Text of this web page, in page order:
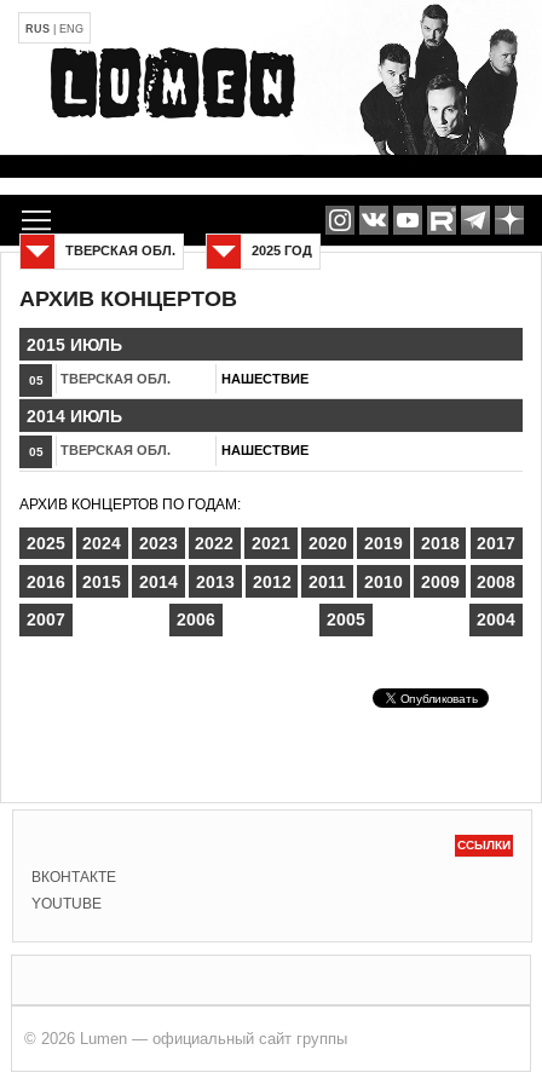
RUS ENG
АРХИВ КОНЦЕРТОВ
2025 ГОД
ТВЕРСКАЯ ОБЛ.
2015 ИЮЛЬ
05 ТВЕРСКАЯ ОБЛ. НАШЕСТВИЕ
2014 ИЮЛЬ
05 ТВЕРСКАЯ ОБЛ. НАШЕСТВИЕ
АРХИВ КОНЦЕРТОВ ПО ГОДАМ:
2025 2024 2023 2022 2021 2020 2019 2018
2017
2016
2015 2014 2013 2012 2011 2010 2009
2008
2007
2006 2005 2004
ССЫЛКИ
ВКОНТАКТЕ
YOUTUBE
© 2026 Lumen — официальный сайт группы